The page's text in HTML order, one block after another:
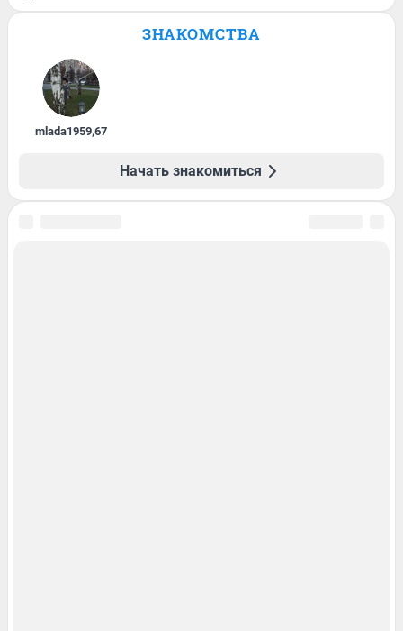
ЗНАКОМСТВА
mlada1959,67
Начать знакомиться